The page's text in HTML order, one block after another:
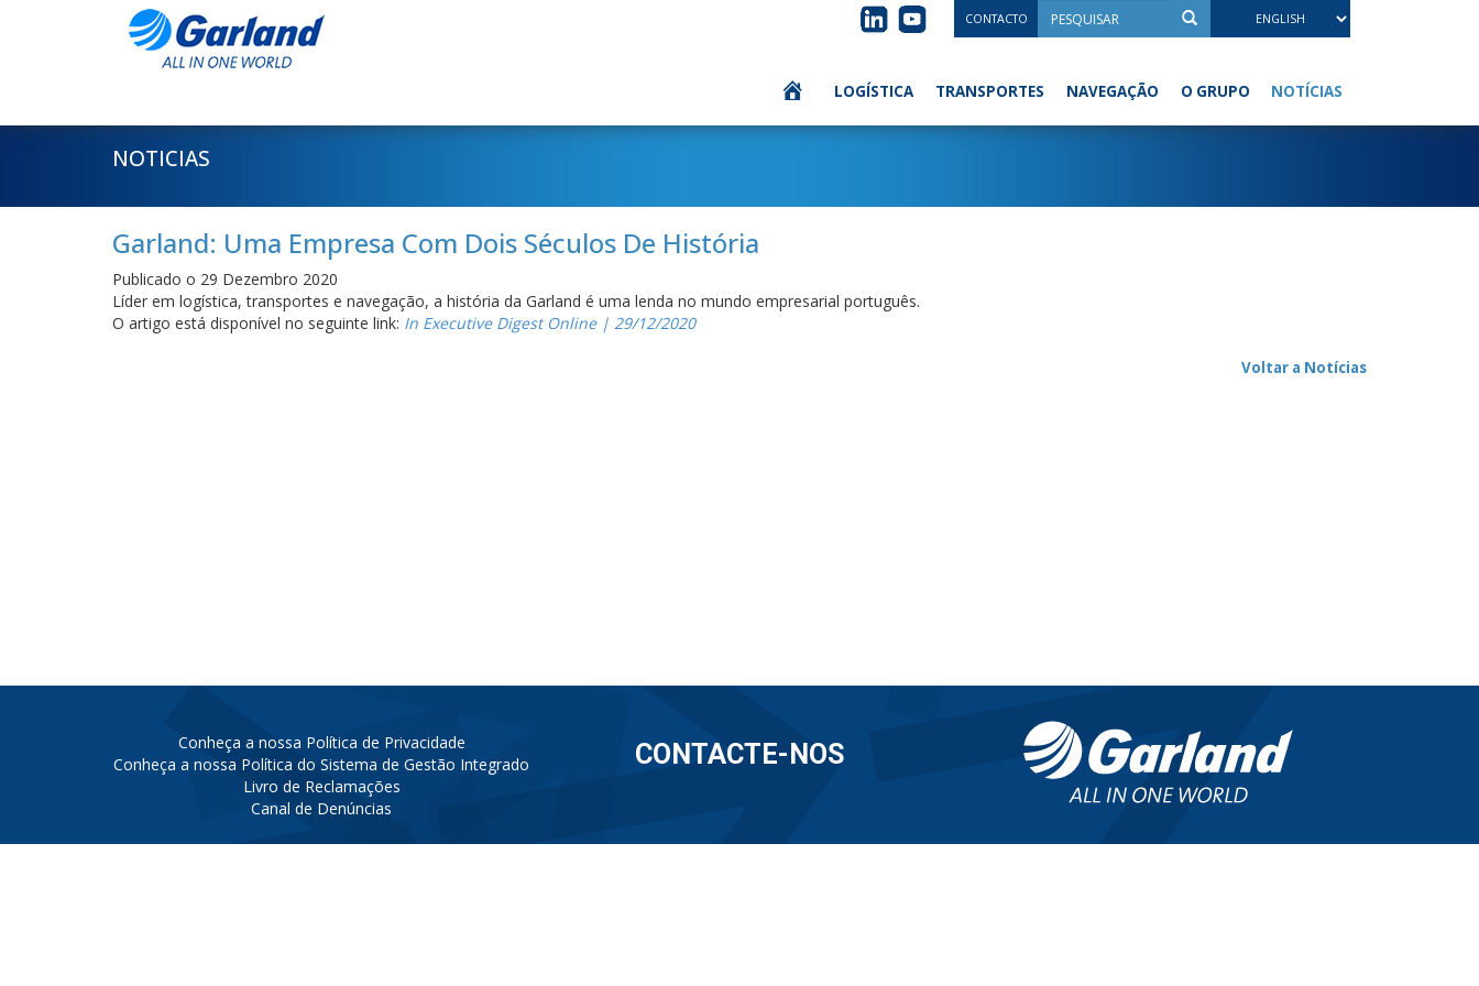
CONTACTO
LOGÍSTICA TRANSPORTES NAVEGAÇÃO O GRUPO NOTÍCIAS
NOTICIAS
Garland: Uma Empresa Com Dois Séculos De História
Publicado o 29 Dezembro 2020
Líder em logística, transportes e navegação, a história da Garland é uma lenda no mundo empresarial português.
O artigo está disponível no seguinte link: In Executive Digest Online | 29/12/2020
Voltar a Notícias
CONTACTE-NOS
Conheça a nossa Política de Privacidade
Conheça a nossa Política do Sistema de Gestão Integrado
Livro de Reclamações
Canal de Denúncias